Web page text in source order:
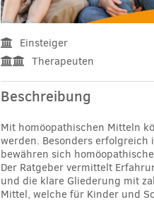
Einsteiger
Therapeuten
Beschreibung
Mit homöopathischen Mitteln
werden. Besonders
bewähren sich
Der Ratgeber vermittelt
und die klare Gliederung mit
Mittel, welche für Kinder und